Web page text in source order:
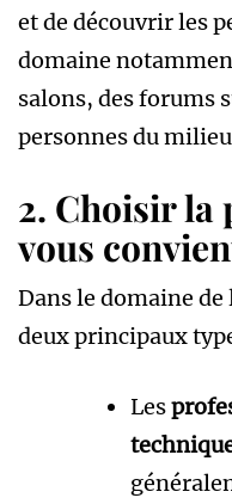
et de découvrir les
domaine
salons, des forums
personnes du
2. Choisir la
vous
Dans le domaine
deux principaux
Les